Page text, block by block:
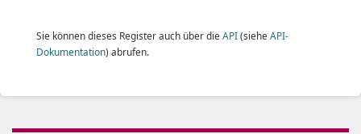
Sie können dieses Register auch über die API(siehe API-
Dokumentation) abrufen.